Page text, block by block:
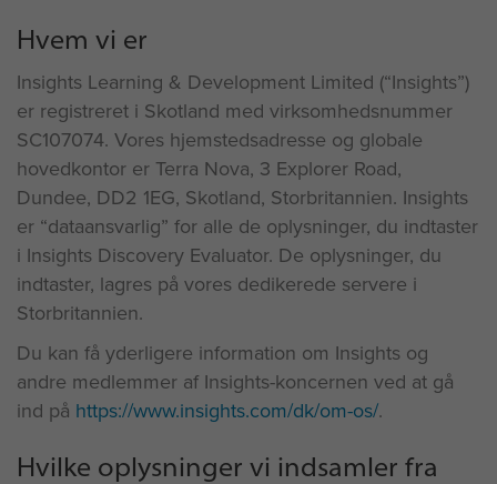
Hvem vi er
Insights Learning & Development Limited (“Insights”)
er registreret i Skotland med virksomhedsnummer
SC107074. Vores hjemstedsadresse og globale
hovedkontor er Terra Nova, 3 Explorer Road,
Dundee, DD2 1EG, Skotland, Storbritannien. Insights
er “dataansvarlig” for alle de oplysninger, du indtaster
i Insights Discovery Evaluator. De oplysninger, du
indtaster, lagres på vores dedikerede servere i
Storbritannien.
Du kan få yderligere information om Insights og
andre medlemmer af Insights-koncernen ved at gå
ind på https://www.insights.com/dk/om-os/.
Hvilke oplysninger vi indsamler fra